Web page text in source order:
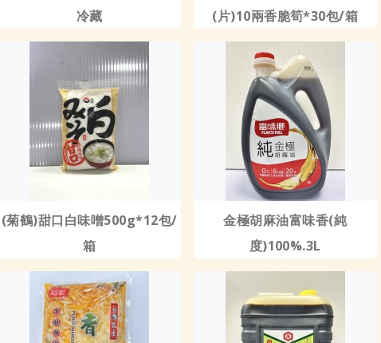
冷藏
(片)10兩香脆筍*30包/箱
(菊鶴)甜口白味噌500g*12包/
箱
金極胡麻油富味香(純
度)100%.3L